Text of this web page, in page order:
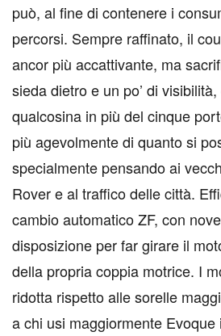
può, al fine di contenere i
percorsi. Sempre raffinato, il
ancor più accattivante, ma
sieda dietro e un po’ di
qualcosina in più del cinque
più agevolmente di quanto si
specialmente pensando ai
Rover e al traffico delle città.
cambio automatico ZF, con
disposizione per far girare il
della propria coppia motrice. I
ridotta rispetto alle sorelle
a chi usi maggiormente